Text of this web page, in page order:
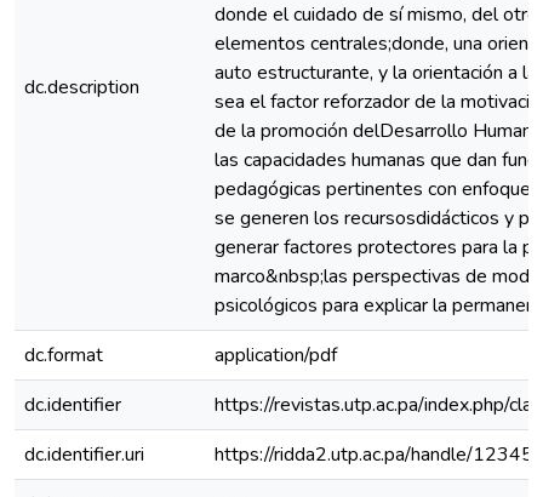
dc.description
donde el cuidado de sí mismo, del
elementos centrales;donde, una
auto estructurante, y la orientación a
sea el factor reforzador de la
de la promoción delDesarrollo
las capacidades humanas que dan
pedagógicas pertinentes con enfoque
se generen los recursosdidácticos y
generar factores protectores para la
marco&nbsp;las perspectivas de
psicológicos para explicar la
dc.format
application/pdf
dc.identifier
https://revistas.utp.ac.pa/index.php/
dc.identifier.uri
https://ridda2.utp.ac.pa/handle/